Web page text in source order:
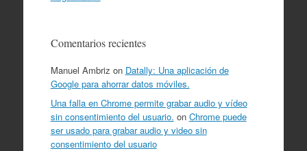
Comentarios recientes
Manuel Ambriz on Datally: Una aplicación de
Google para ahorrar datos móviles.
Una falla en Chrome permite grabar audio y vídeo
sin consentimiento del usuario. on Chrome puede
ser usado para grabar audio y video sin
consentimiento del usuario